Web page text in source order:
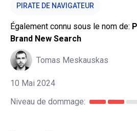
PIRATE DE NAVIGATEUR
Également connu sous le nom de:
Brand New Search
Tomas Meskauskas
10 Mai 2024
Niveau de dommage: